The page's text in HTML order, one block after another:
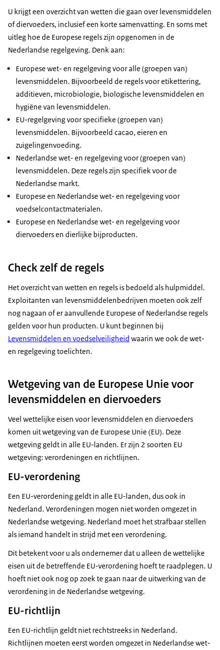
U krijgt een overzicht van wetten die gaan over levensmiddelen
of diervoeders, inclusief een korte samenvatting. En soms met
uitleg hoe de Europese regels zijn opgenomen in de
Nederlandse regelgeving. Denk aan:
Europese wet- en regelgeving voor alle (groepen van)
levensmiddelen. Bijvoorbeeld de regels voor etikettering,
additieven, microbiologie, biologische levensmiddelen en
hygiëne van levensmiddelen.
EU-regelgeving voor specifieke (groepen van)
levensmiddelen. Bijvoorbeeld cacao, eieren en
zuigelingenvoeding.
Nederlandse wet- en regelgeving voor (groepen van)
levensmiddelen. Deze regels zijn specifiek voor de
Nederlandse markt.
Europese en Nederlandse wet- en regelgeving voor
voedselcontactmaterialen.
Europese en Nederlandse wet- en regelgeving voor
diervoeders en dierlijke bijproducten.
Check zelf de regels
Het overzicht van wetten en regels is bedoeld als hulpmiddel.
Exploitanten van levensmiddelenbedrijven moeten ook zelf
nog nagaan of er aanvullende Europese of Nederlandse regels
gelden voor hun producten. U kunt beginnen bij
Levensmiddelen en voedselveiligheid waarin we ook de wet-
en regelgeving toelichten.
Wetgeving van de Europese Unie voor
levensmiddelen en diervoeders
Veel wettelijke eisen voor levensmiddelen en diervoeders
komen uit wetgeving van de Europese Unie (EU). Deze
wetgeving geldt in alle EU-landen. Er zijn 2 soorten EU
wetgeving: verordeningen en richtlijnen.
EU-verordening
Een EU-verordening geldt in alle EU-landen, dus ook in
Nederland. Verordeningen mogen niet worden omgezet in
Nederlandse wetgeving. Nederland moet het strafbaar stellen
als iemand handelt in strijd met een verordening.
Dit betekent voor u als ondernemer dat u alleen de wettelijke
eisen uit de betreffende EU-verordening hoeft te raadplegen. U
hoeft niet ook nog op zoek te gaan naar de uitwerking van de
verordening in de Nederlandse wetgeving.
EU-richtlijn
Een EU-richtlijn geldt niet rechtstreeks in Nederland.
Richtlijnen moeten eerst worden omgezet in Nederlandse wet-